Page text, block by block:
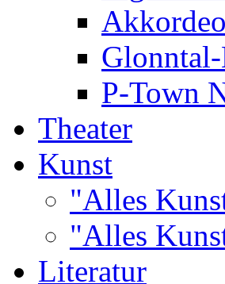
P-Town
Theater
Kunst
"Alles
"Alles
Literatur